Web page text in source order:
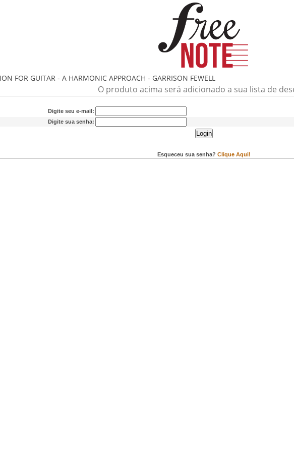
FOR GUITAR - A HARMONIC APPROACH - GARRISON FEWELL
O produto acima será adicionado a sua lista de
Digite seu e-mail:
Digite sua senha:
Login
Esqueceu sua senha? Clique Aqui!